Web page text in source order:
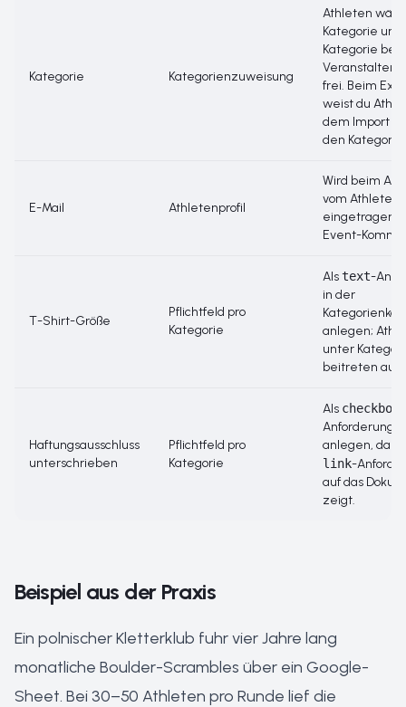
Kategorie Kategorienzuweisung
Athleten
Kategorie
Kategorie
Veranstalter
frei. Beim
weist du
dem Import
den
E-Mail Athletenprofil
Wird beim
vom Athleten
eingetragen;
Event-
T-Shirt-Größe
Pflichtfeld pro
Kategorie
Als text-
in der
anlegen;
unter
beitreten aus.
Haftungsausschluss
unterschrieben
Pflichtfeld pro
Kategorie
Als checkbox
Anforderung
anlegen,
link-
auf das
zeigt.
Beispiel aus der Praxis
Ein polnischer Kletterklub fuhr vier Jahre lang
monatliche Boulder-Scrambles über ein Google-
Sheet. Bei 30–50 Athleten pro Runde lief die